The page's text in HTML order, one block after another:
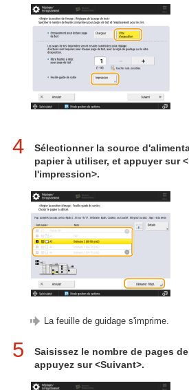
4
Sélectionner la source
papier à utiliser, et appuyer sur
l'impression>.
La feuille de guidage s'imprime.
5
Saisissez le nombre de pages
appuyez sur <Suivant>.